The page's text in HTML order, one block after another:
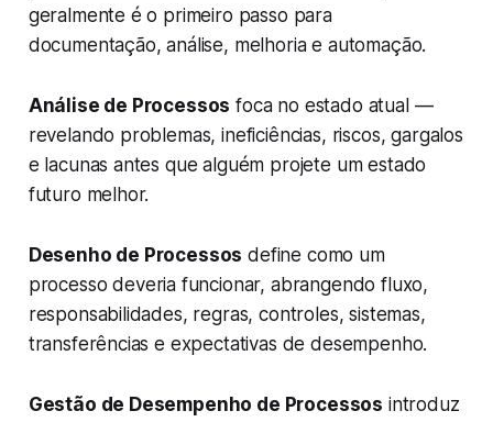
geralmente é o primeiro passo para
documentação, análise, melhoria e automação.
Análise de Processos foca no estado atual —
revelando problemas, ineficiências, riscos, gargalos
e lacunas antes que alguém projete um estado
futuro melhor.
Desenho de Processos define como um
processodeveria funcionar, abrangendo fluxo,
responsabilidades, regras, controles, sistemas,
transferências e expectativas de desempenho.
Gestão de Desempenho de Processos introduz